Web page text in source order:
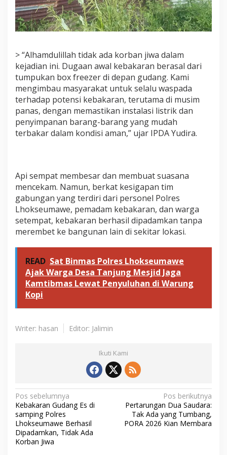
> “Alhamdulillah tidak ada korban jiwa dalam
kejadian ini. Dugaan awal kebakaran berasal dari
tumpukan box freezer di depan gudang. Kami
mengimbau masyarakat untuk selalu waspada
terhadap potensi kebakaran, terutama di musim
panas, dengan memastikan instalasi listrik dan
penyimpanan barang-barang yang mudah
terbakar dalam kondisi aman,” ujar IPDA Yudira.
Api sempat membesar dan membuat suasana
mencekam. Namun, berkat kesigapan tim
gabungan yang terdiri dari personel Polres
Lhokseumawe, pemadam kebakaran, dan warga
setempat, kebakaran berhasil dipadamkan tanpa
merembet ke bangunan lain di sekitar lokasi.
READ Sat Binmas Polres Lhokseumawe
Ajak Warga Desa Tanjung Mesjid Jaga
Kamtibmas Lewat Penyuluhan di Warung
Kopi
Writer: hasan Editor: Jalimin
Ikuti Kami
N
a
v
i
Pos sebelumnya
Kebakaran Gudang Es di
samping Polres
Lhokseumawe Berhasil
Dipadamkan, Tidak Ada
Korban Jiwa
Pos berikutnya
Pertarungan Dua Saudara:
Tak Ada yang Tumbang,
PORA 2026 Kian Membara